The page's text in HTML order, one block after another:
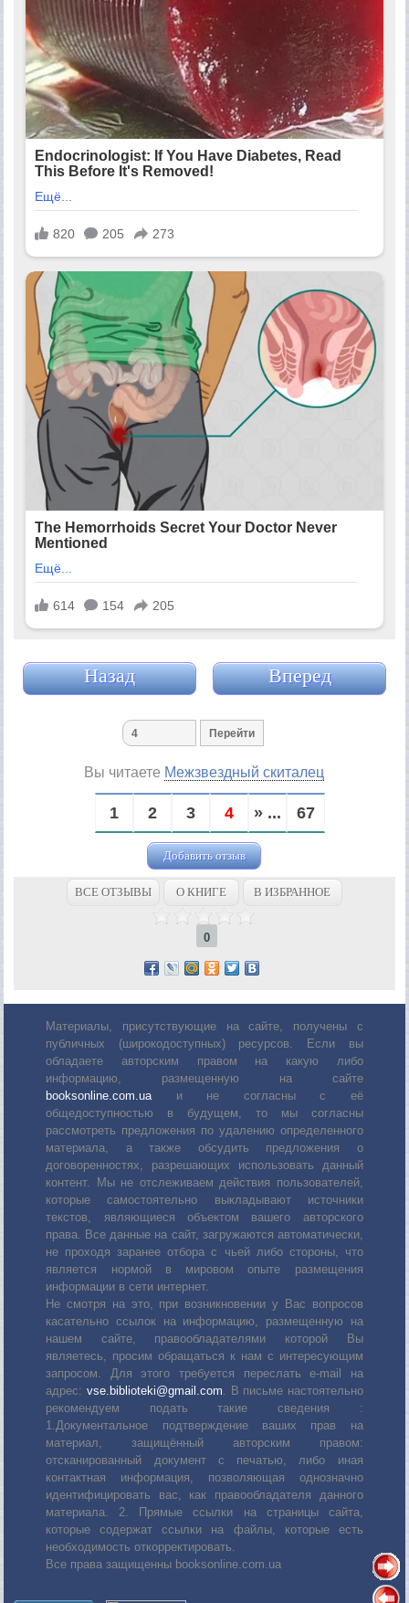
Назад Вперед
Вы читаете Межзвездный скиталец
1 2 3 4 » ... 67
Добавить отзыв
ВСЕ ОТЗЫВЫ О КНИГЕ В ИЗБРАННОЕ
0
Материалы, присутствующие на сайте, получены с
публичных (широкодоступных) ресурсов. Если вы
обладаете авторским правом на какую либо
информацию, размещенную на сайте
booksonline.com.uaи не согласны с её
общедоступностью в будущем, то мы согласны
рассмотреть предложения по удалению определенного
материала, а также обсудить предложения о
договоренностях, разрешающих использовать данный
контент. Мы не отслеживаем действия пользователей,
которые самостоятельно выкладывают источники
текстов, являющиеся объектом вашего авторского
права. Все данные на сайт, загружаются автоматически,
не проходя заранее отбора с чьей либо стороны, что
является нормой в мировом опыте размещения
информации в сети интернет.
Не смотря на это, при возникновении у Вас вопросов
касательно ссылок на информацию, размещенную на
нашем сайте, правообладателями которой Вы
являетесь, просим обращаться к нам с интересующим
запросом. Для этого требуется переслать е-mail на
адрес: vse.biblioteki@gmail.com. В письме настоятельно
рекомендуем подать такие сведения :
1.Документальное подтверждение ваших прав на
материал, защищённый авторским правом:
отсканированный документ с печатью, либо иная
контактная информация, позволяющая однозначно
идентифицировать вас, как правообладателя данного
материала. 2. Прямые ссылки на страницы сайта,
которые содержат ссылки на файлы, которые есть
необходимость откорректировать.
Все права защищенны booksonline.com.ua